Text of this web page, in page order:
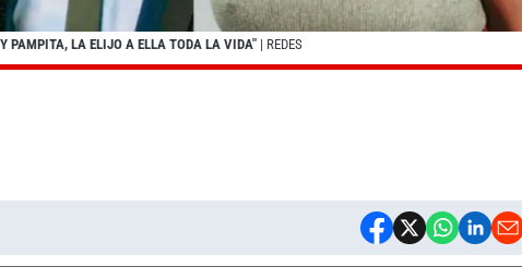
PAMPITA, LA ELIJO A ELLA TODA LA VIDA" | REDES